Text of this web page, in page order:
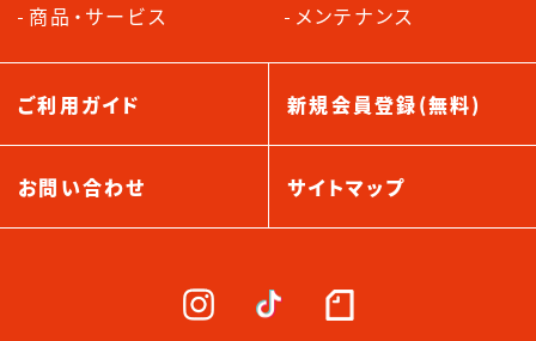
商品・サービス
メンテナンス
ご利用ガイド 新規会員登録(無料)
お問い合わせ サイトマップ